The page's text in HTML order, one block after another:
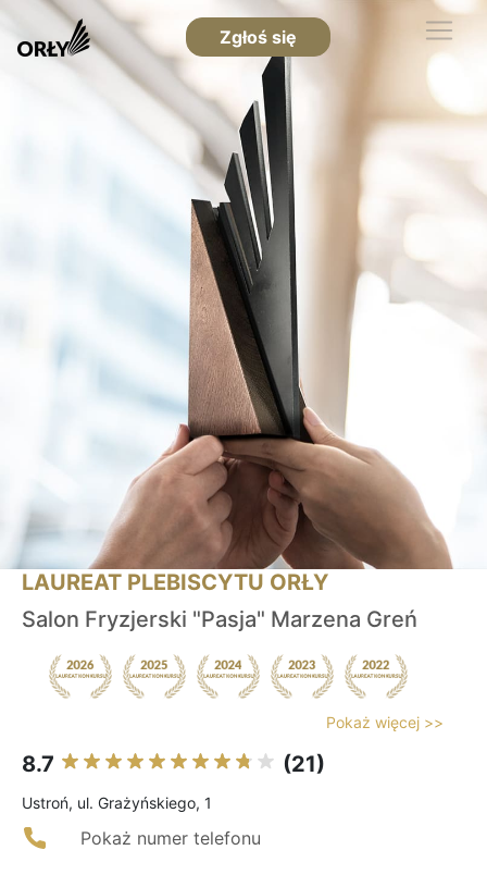
Zgłoś się
LAUREAT PLEBISCYTU ORŁY
Salon Fryzjerski "Pasja" Marzena Greń
Pokaż więcej >>
8.7 (21)
Ustroń, ul. Grażyńskiego, 1
Pokaż numer telefonu